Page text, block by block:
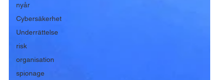
nyår
Cybersäkerhet
Underrättelse
risk
organisation
spionage